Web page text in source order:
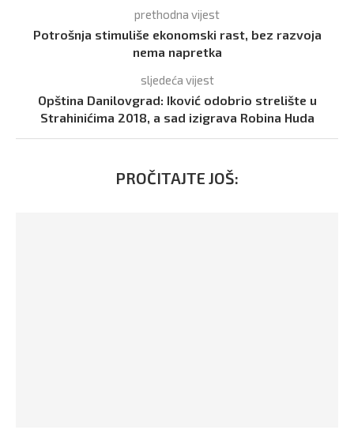
prethodna vijest
Potrošnja stimuliše ekonomski rast, bez razvoja
nema napretka
sljedeća vijest
Opština Danilovgrad: Iković odobrio strelište u
Strahinićima 2018, a sad izigrava Robina Huda
PROČITAJTE JOŠ: